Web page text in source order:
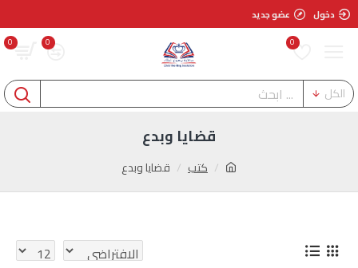
دخول عضو جديد
0
0
0
الكل
كتب قضايا وبدع
قضايا وبدع